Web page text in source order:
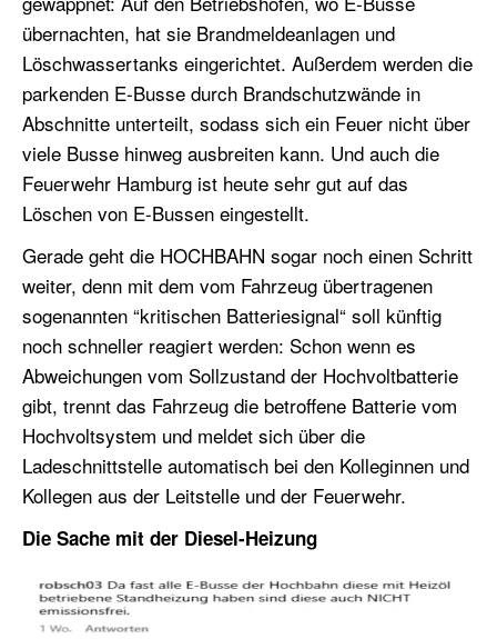
übernachten, hat sie Brandmeldeanlagen und
Löschwassertanks eingerichtet. Außerdem werden die
parkenden E-Busse durch Brandschutzwände in
Abschnitte unterteilt, sodass sich ein Feuer nicht über
viele Busse hinweg ausbreiten kann. Und auch die
Feuerwehr Hamburg ist heute sehr gut auf das
Löschen von E-Bussen eingestellt.
Gerade geht die HOCHBAHN sogar noch einen Schritt
weiter, denn mit dem vom Fahrzeug übertragenen
sogenannten “kritischen Batteriesignal“ soll künftig
noch schneller reagiert werden: Schon wenn es
Abweichungen vom Sollzustand der Hochvoltbatterie
gibt, trennt das Fahrzeug die betroffene Batterie vom
Hochvoltsystem und meldet sich über die
Ladeschnittstelle automatisch bei den Kolleginnen und
Kollegen aus der Leitstelle und der Feuerwehr.
Die Sache mit der Diesel-Heizung